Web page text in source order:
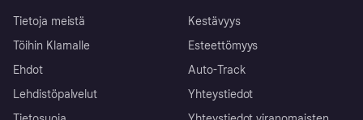
Tietoja meistä
Töihin Klarnalle
Ehdot
Lehdistöpalvelut
Kestävyys
Esteettömyys
Auto-Track
Yhteystiedot